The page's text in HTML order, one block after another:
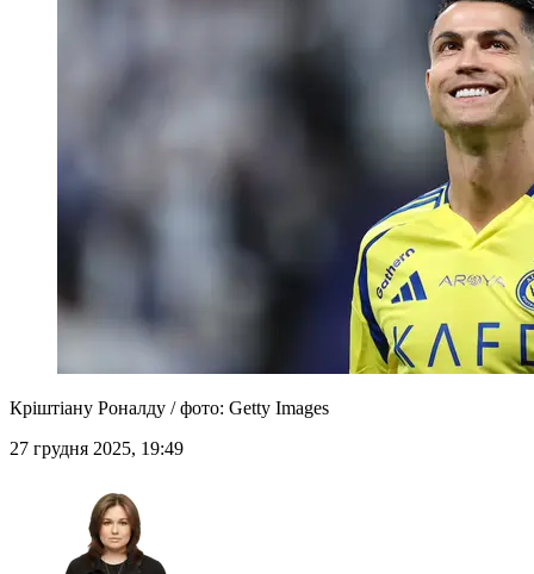
Кріштіану Роналду / фото: Getty Images
27 грудня 2025, 19:49